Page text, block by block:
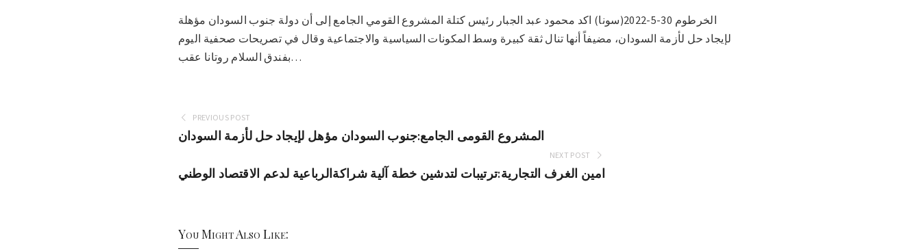
الخرطوم 30-5-2022(سونا) اكد محمود عبد الجبار رئيس كتلة المشروع القومي الجامع إلى أن دولة جنوب السودان مؤهلة
لإيجاد حل لأزمة السودان، مضيفاً أنها تنال ثقة كبيرة وسط المكونات السياسية والاجتماعية وقال في تصريحات صحفية اليوم
بفندق السلام روتانا عقب…
PREVIOUS POST
المشروع القومى الجامع:جنوب السودان مؤهل لإيجاد حل لأزمة السودان
NEXT POST
امين الغرف التجارية:ترتيبات لتدشين خطة آلية شراكةالرباعية لدعم الاقتصاد الوطني
You Might Also Like: